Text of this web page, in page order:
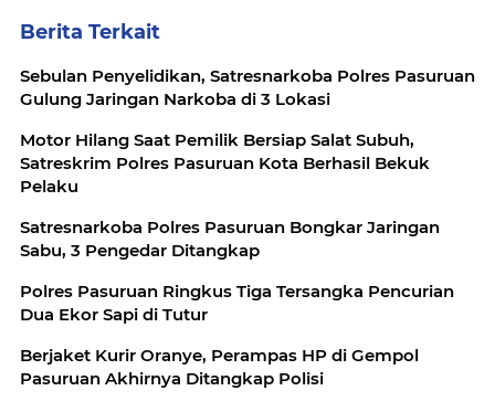
Berita Terkait
Sebulan Penyelidikan, Satresnarkoba Polres Pasuruan
Gulung Jaringan Narkoba di 3 Lokasi
Motor Hilang Saat Pemilik Bersiap Salat Subuh,
Satreskrim Polres Pasuruan Kota Berhasil Bekuk
Pelaku
Satresnarkoba Polres Pasuruan Bongkar Jaringan
Sabu, 3 Pengedar Ditangkap
Polres Pasuruan Ringkus Tiga Tersangka Pencurian
Dua Ekor Sapi di Tutur
Berjaket Kurir Oranye, Perampas HP di Gempol
Pasuruan Akhirnya Ditangkap Polisi